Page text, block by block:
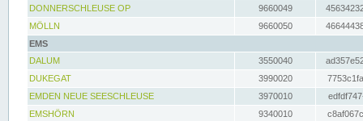
DONNERSCHLEUSE OP
9660049
MÖLLN
9660050
EMS
DALUM
3550040
DUKEGAT
3990020
EMDEN NEUE SEESCHLEUSE
3970010
EMSHÖRN
9340010